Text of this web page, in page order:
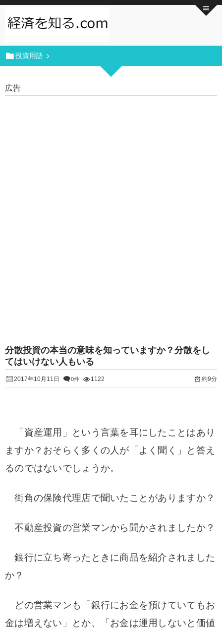
投資用語
広告
分散投資の本当の意味を知っていますか？分散をし
てはいけない人もいる
2017年10月11日 0件 1122 約9分
「資産運用」という言葉を耳にしたことはあり
ますか？ おそらく多くの人が「よく聞く」と答え
るのではないでしょうか。
街角の保険代理店で聞いたことがありますか？
不動産投資の営業マンから聞かされましたか？
銀行に立ち寄ったときに商品を紹介されました
か？
どの営業マンも「銀行にお金を預けていてもお
金は増えない」とか、「お金は運用しないと価値